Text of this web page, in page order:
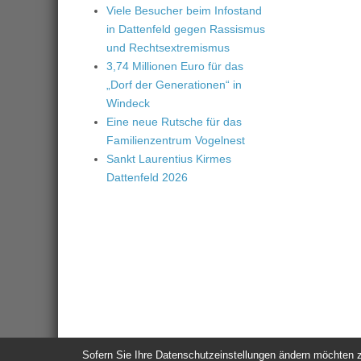
Viele Besucher beim Infostand
in Dattenfeld gegen Rassismus
und Rechtsextremismus
3,74 Millionen Euro für das
„Dorf der Generationen“ in
Windeck
Eine neue Rutsche für das
Familienzentrum Vogelnest
Sankt Laurentius Kirmes
Dattenfeld 2026
Sofern Sie Ihre Datenschutzeinstellungen ändern